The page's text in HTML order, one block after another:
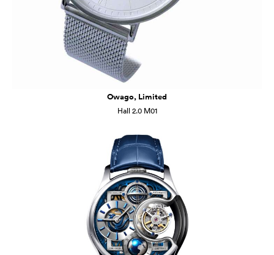
Owago, Limited
Hall 2.0 M01